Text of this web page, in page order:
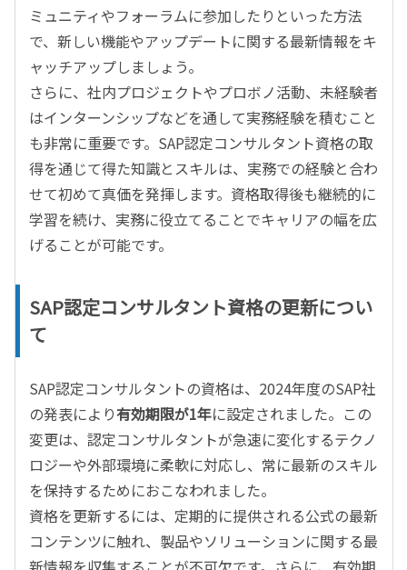
ミュニティやフォーラムに参加したりといった方法
で、新しい機能やアップデートに関する最新情報をキ
ャッチアップしましょう。
さらに、社内プロジェクトやプロボノ活動、未経験者
はインターンシップなどを通して実務経験を積むこと
も非常に重要です。 SAP認定コンサルタント資格の取
得を通じて得た知識とスキルは、実務での経験と合わ
せて初めて真価を発揮します。資格取得後も継続的に
学習を続け、実務に役立てることでキャリアの幅を広
げることが可能です。
SAP認定コンサルタント資格の更新につい
て
SAP認定コンサルタントの資格は、 2024年度のSAP社
の発表により有効期限が1年に設定されました。この
変更は、認定コンサルタントが急速に変化するテクノ
ロジーや外部環境に柔軟に対応し、常に最新のスキル
を保持するためにおこなわれました。
資格を更新するには、定期的に提供される公式の最新
コンテンツに触れ、製品やソリューションに関する最